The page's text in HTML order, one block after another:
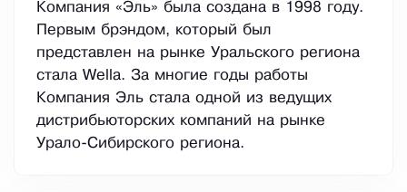
Компания «Эль» была создана в 1998 году.
Первым брэндом, который был
представлен на рынке Уральского региона
стала Wella. За многие годы работы
Компания Эль стала одной из ведущих
дистрибьюторских компаний на рынке
Урало-Сибирского региона.